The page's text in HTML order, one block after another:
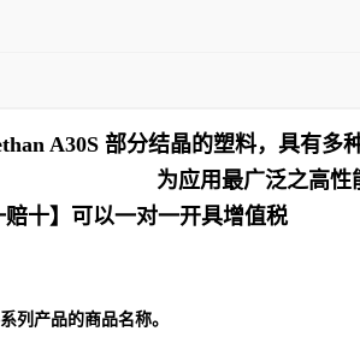
A30S 部分结晶的塑料，具有
为应用最广泛之高性
赔十】可以一对一开具增值税
列产品的商品名称。